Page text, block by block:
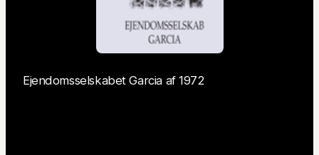
Ejendomsselskabet Garcia af 1972